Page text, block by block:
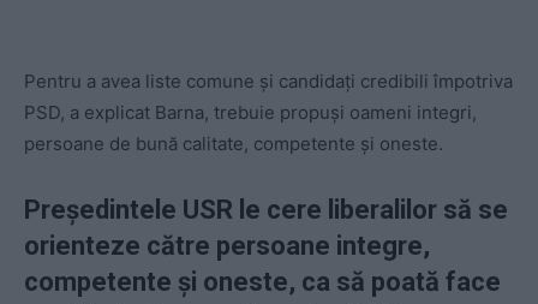
Pentru a avea liste comune și candidați credibili împotriva
PSD, a explicat Barna, trebuie propuși oameni integri,
persoane de bună calitate, competente și oneste.
Președintele USR le cere liberalilor să se
orienteze către persoane integre,
competente și oneste, ca să poată face